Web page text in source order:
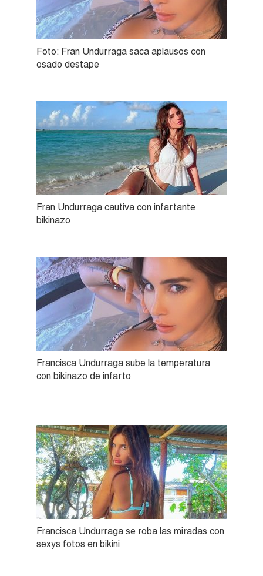
Foto: Fran Undurraga saca aplausos con
osado destape
Fran Undurraga cautiva con infartante
bikinazo
Francisca Undurraga sube la temperatura
con bikinazo de infarto
Francisca Undurraga se roba las miradas con
sexys fotos en bikini